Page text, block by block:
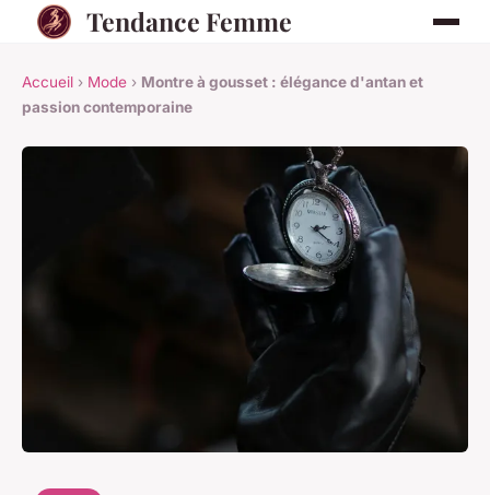
Tendance Femme
Accueil › Mode › Montre à gousset : élégance d'antan et
passion contemporaine